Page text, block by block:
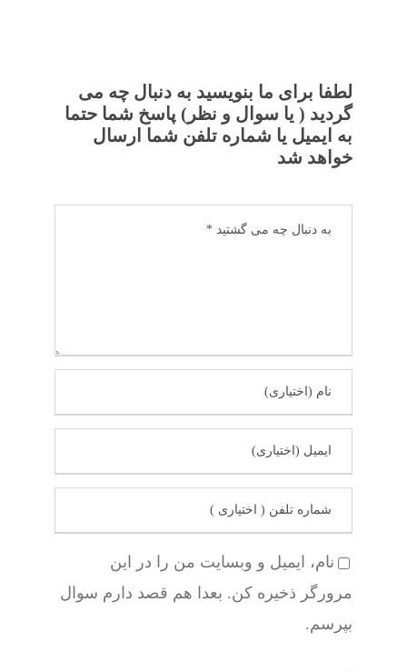
لطفا برای ما بنویسید به دنبال چه می
گردید ( یا سوال و نظر) پاسخ شما حتما
به ایمیل یا شماره تلفن شما ارسال
خواهد شد
نام، ایمیل و وبسایت من را در این
مرورگر ذخیره کن. بعدا هم قصد دارم سوال
بپرسم.